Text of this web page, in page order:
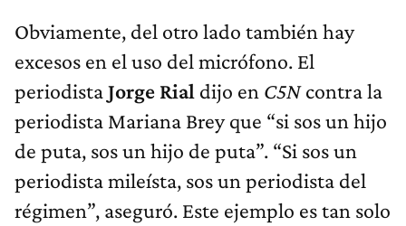
Obviamente, del otro lado también hay
excesos en el uso del micrófono. El
periodistaJorge Rial dijo en C5Ncontra la
periodista Mariana Brey que “si sos un hijo
de puta, sos un hijo de puta”. “Si sos un
periodista mileísta, sos un periodista del
régimen”, aseguró. Este ejemplo es tan solo